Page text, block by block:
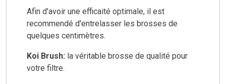
Afin d'avoir une efficaité optimale, il est
recommendé d'entrelasser les brosses de
quelques centimètres.
Koi Brush: la véritable brosse de qualité pour
votre filtre.